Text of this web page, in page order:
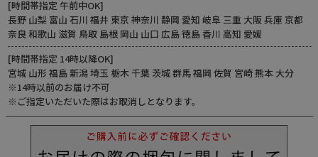
[時間帯指定 午前中OK]
長野 山梨 富山 石川 福井 東京 神奈川 静岡 愛知 岐阜 三重 大阪 兵庫 京都
奈良 和歌山 滋賀 鳥取 島根 岡山 山口 広島 徳島 香川 高知 愛媛
[時間帯指定 14時以降OK]
宮城 山形 福島 新潟 埼玉 栃木 千葉 茨城 群馬 福岡 佐賀 宮崎 熊本 大分
※14時以前のお届け不可
※ご指定いただいた際はお取消しとなります。